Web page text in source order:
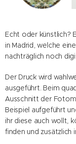
Echt oder künstlich?
in Madrid, welche
nachträglich noch
Der Druck wird
ausgeführt. Beim
Ausschnitt der
Beispiel aufgeführt
ihr diese auch wollt,
finden und zusätzlich